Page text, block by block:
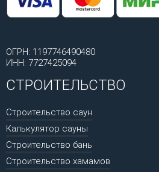
ОГРН: 1197746490480
ИНН: 7727425094
СТРОИТЕЛЬСТВО
Строительство саун
Калькулятор сауны
Строительство бань
Строительство хамамов